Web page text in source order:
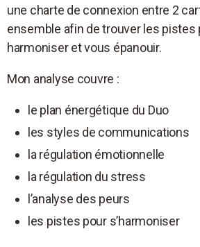
une charte de connexion entre 2
ensemble afin de trouver les pistes
harmoniser et vous épanouir.
Mon analyse couvre :
le plan énergétique du Duo
les styles de communications
la régulation émotionnelle
la régulation du stress
l’analyse des peurs
les pistes pour s’harmoniser